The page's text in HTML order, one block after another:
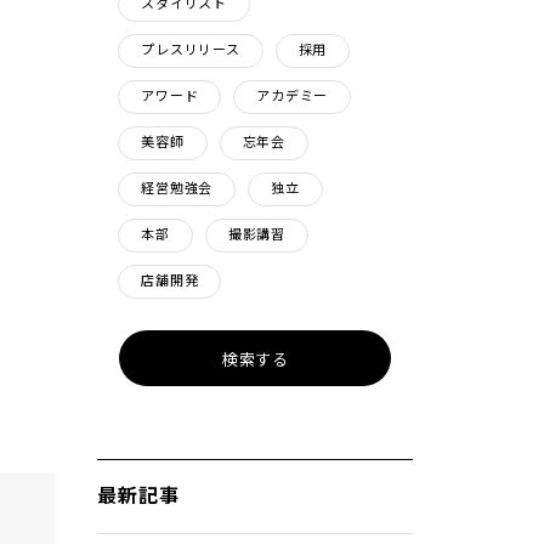
スタイリスト
プレスリリース 採用
アワード アカデミー
美容師 忘年会
経営勉強会 独立
本部 撮影講習
店舗開発
最新記事